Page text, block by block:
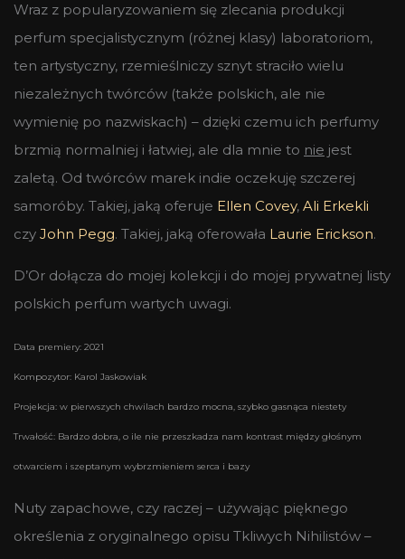
Wraz z popularyzowaniem się zlecania produkcji
perfum specjalistycznym (różnej klasy) laboratoriom,
ten artystyczny, rzemieślniczy sznyt straciło wielu
niezależnych twórców (także polskich, ale nie
wymienię po nazwiskach) – dzięki czemu ich perfumy
brzmią normalniej i łatwiej, ale dla mnie to nie jest
zaletą. Od twórców marek indie oczekuję szczerej
samoróby. Takiej, jaką oferuje Ellen Covey, Ali Erkekli
czy John Pegg. Takiej, jaką oferowała Laurie Erickson.
D’Or dołącza do mojej kolekcji i do mojej prywatnej listy
polskich perfum wartych uwagi.
Data premiery: 2021
Kompozytor: Karol Jaskowiak
Projekcja: w pierwszych chwilach bardzo mocna, szybko gasnąca niestety
Trwałość: Bardzo dobra, o ile nie przeszkadza nam kontrast między głośnym
otwarciem i szeptanym wybrzmieniem serca i bazy
Nuty zapachowe, czy raczej – używając pięknego
określenia z oryginalnego opisu Tkliwych Nihilistów –